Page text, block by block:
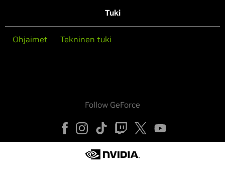
Tuki
Ohjaimet Tekninen tuki
Follow GeForce